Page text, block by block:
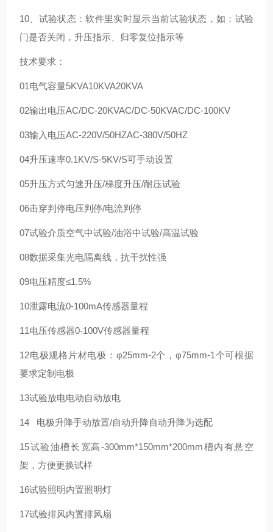
10、试验状态：软件里实时显示当前试验状态，如：试验
门是否关闭，升压指示、归零复位指示等
技术要求：
01电气容量5KVA10KVA20KVA
02输出电压AC/DC-20KVAC/DC-50KVAC/DC-100KV
03输入电压AC-220V/50HZAC-380V/50HZ
04升压速率0.1KV/S-5KV/S可手动设置
05升压方式匀速升压/梯度升压/耐压试验
06击穿判停电压判停/电流判停
07试验介质空气中试验/油浴中试验/高温试验
08数据采集光电隔离线，抗干扰性强
09电压精度≤1.5%
10泄露电流0-100mA传感器量程
11电压传感器0-100V传感器量程
12电极规格 片材电极：φ25mm-2个，φ75mm-1个可根据
要求定制电极
13试验放电电动自动放电
14 电极升降手动放置/自动升降自动升降为选配
15试验油槽长宽高-300mm*150mm*200mm槽内有悬空
架，方便更换试样
16试验照明内置照明灯
17试验排风内置排风扇